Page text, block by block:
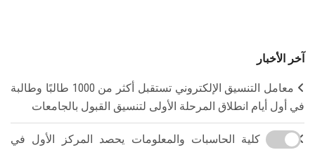
آخر الأخبار
معامل التنسيق الإلكتروني تستقبل أكثر من 1000 طالبًا وطالبة
في أول أيام انطلاق المرحلة الأولى لتنسيق القبول بالجامعات
فريق كلية الحاسبات والمعلومات يحصد المركز الأول في